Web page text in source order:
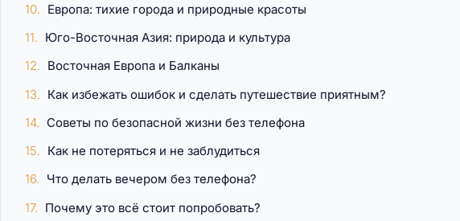
Европа: тихие города и природные красоты
Юго-Восточная Азия: природа и культура
Восточная Европа и Балканы
Как избежать ошибок и сделать путешествие приятным?
Советы по безопасной жизни без телефона
Как не потеряться и не заблудиться
Что делать вечером без телефона?
Почему это всё стоит попробовать?